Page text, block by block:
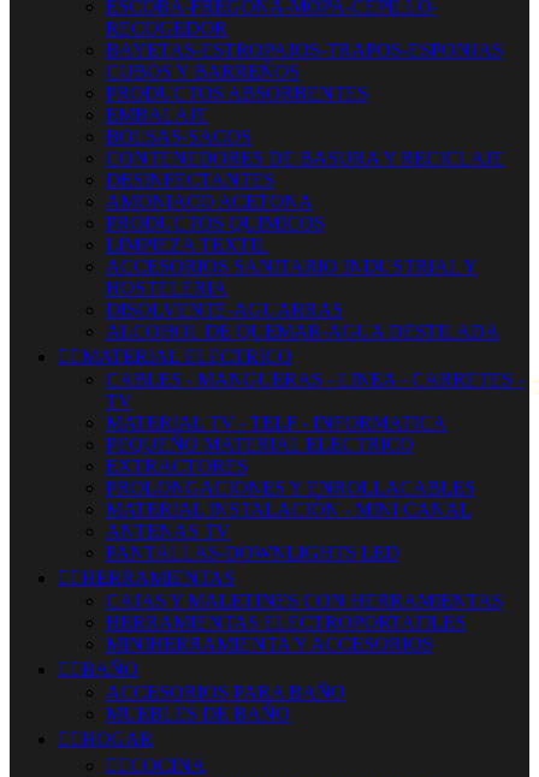
ESCOBA-FREGONA-MOPA-CEPILLO-
RECOGEDOR
BAYETAS-ESTROPAJOS-TRAPOS-ESPONJAS
CUBOS Y BARREÑOS
PRODUCTOS ABSORBENTES
EMBALAJE
BOLSAS-SACOS
CONTENEDORES DE BASURA Y RECICLAJE
DESINFECTANTES
AMONIACO ACETONA
PRODUCTOS QUIMICOS
LIMPIEZA TEXTIL
ACCESORIOS SANITARIO INDUSTRIAL Y
HOSTELERIA
DISOLVENTE-AGUARRAS
ALCOHOL DE QUEMAR-AGUA DESTILADA
 MATERIAL ELECTRICO
CABLES - MANGUERAS - LINEA - CARRETES -
TV
MATERIAL TV - TELF - INFORMATICA
PEQUEÑO MATERIAL ELECTRICO
EXTRACTORES
PROLONGACIONES Y ENROLLACABLES
MATERIAL INSTALACIÓN - MINI CANAL
ANTENAS TV
PANTALLAS-DOWNLIGHTS LED
 HERRAMIENTAS
CAJAS Y MALETINES CON HERRAMIENTAS
HERRAMIENTAS ELECTROPORTATILES
MINIHERRAMIENTA Y ACCESORIOS
 BAÑO
ACCESORIOS PARA BAÑO
MUEBLES DE BAÑO
 HOGAR
 COCINA